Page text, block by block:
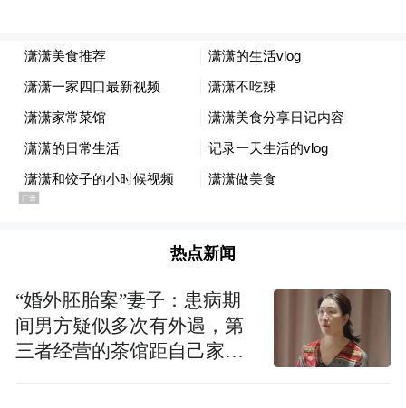
以赴打造具有核心竞争力和上虞特色的低空
热点新闻
“婚外胚胎案”妻子：患病期
间男方疑似多次有外遇，第
三者经营的茶馆距自己家步